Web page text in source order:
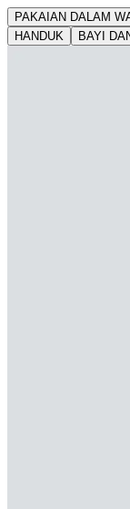
PAKAIAN DALAM
HANDUK
BAYI